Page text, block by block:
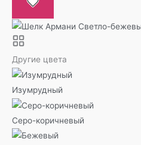
Другие цвета
Изумрудный
Серо-коричневый